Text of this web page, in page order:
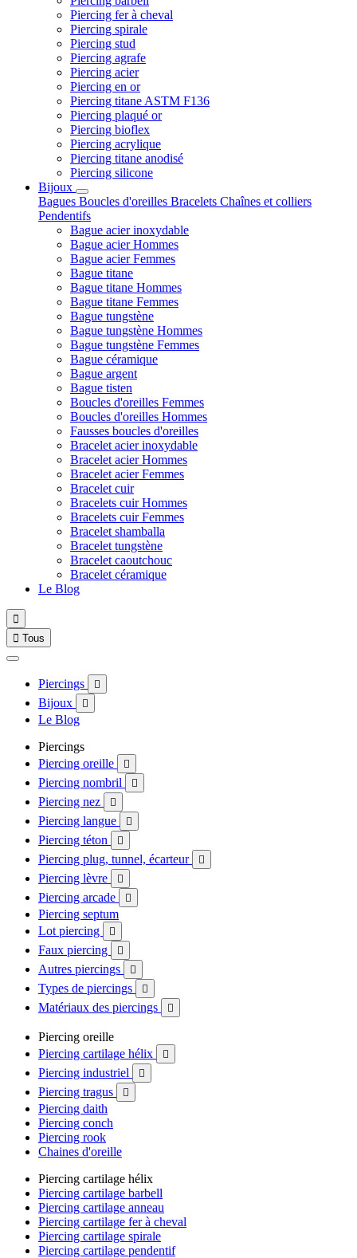
Piercing fer à cheval
Piercing spirale
Piercing stud
Piercing agrafe
Piercing acier
Piercing en or
Piercing titane ASTM F136
Piercing plaqué or
Piercing bioflex
Piercing acrylique
Piercing titane anodisé
Piercing silicone
Bijoux
Bagues Boucles d'oreilles Bracelets Chaînes et colliers
Pendentifs
Bague acier inoxydable
Bague acier Hommes
Bague acier Femmes
Bague titane
Bague titane Hommes
Bague titane Femmes
Bague tungstène
Bague tungstène Hommes
Bague tungstène Femmes
Bague céramique
Bague argent
Bague tisten
Boucles d'oreilles Femmes
Boucles d'oreilles Hommes
Fausses boucles d'oreilles
Bracelet acier inoxydable
Bracelet acier Hommes
Bracelet acier Femmes
Bracelet cuir
Bracelets cuir Hommes
Bracelets cuir Femmes
Bracelet shamballa
Bracelet tungstène
Bracelet caoutchouc
Bracelet céramique
Le Blog

 Tous
Piercings 
Bijoux 
Le Blog
Piercings
Piercing oreille

Piercing nombril 
Piercing nez 
Piercing langue 
Piercing téton 
Piercing plug, tunnel, écarteur 
Piercing lèvre 
Piercing arcade 
Piercing septum
Lot piercing

Faux piercing 
Autres piercings 
Types de piercings 
Matériaux des piercings 
Piercing oreille
Piercing cartilage hélix

Piercing industriel 
Piercing tragus 
Piercing daith
Piercing conch
Piercing rook
Chaines d'oreille
Piercing cartilage hélix
Piercing cartilage barbell
Piercing cartilage anneau
Piercing cartilage fer à cheval
Piercing cartilage spirale
Piercing cartilage pendentif